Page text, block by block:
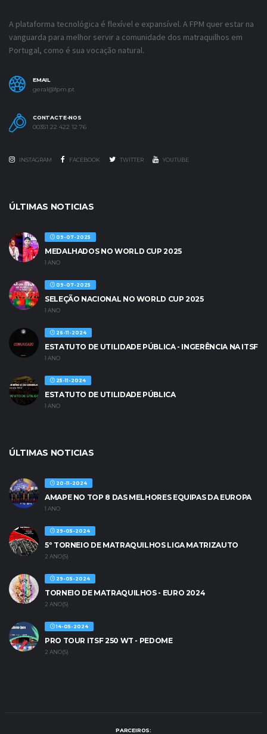
A plataforma tecnológica é flexível e expansível. A FPM quer estar na
vanguarda para melhor servir a comunidade dos matraquilhos em
Portugal, como é sua vocação natural.
EMAIL
geral@fpm.pt
CONTACTE-NOS
00351 22 422 12 76
INSTAGRAM FACEBOOK TWITTER YOUTUBE
ÚLTIMAS NOTICIAS
09-07-2025
MEDALHADOS NO WORLD CUP 2025
1 ANO
09-07-2025
SELEÇÃO NACIONAL NO WORLD CUP 2025
1 ANO
26-11-2024
ESTATUTO DE UTILIDADE PÚBLICA - INGERÊNCIA NA ITSF
1 ANO
25-11-2024
ESTATUTO DE UTILIDADE PÚBLICA
1 ANO
ÚLTIMAS NOTICIAS
20-11-2024
AMAPE NO TOP 8 DAS MELHORES EQUIPAS DA EUROPA
1 ANO
29-05-2024
5º TORNEIO DE MATRAQUILHOS LIGA MATRIZAUTO
2 ANO(S)
29-05-2024
TORNEIO DE MATRAQUILHOS - EURO 2024
2 ANO(S)
14-05-2024
PRO TOUR ITSF 250 WT - PEDOME
2 ANO(S)
PARCEIROS: